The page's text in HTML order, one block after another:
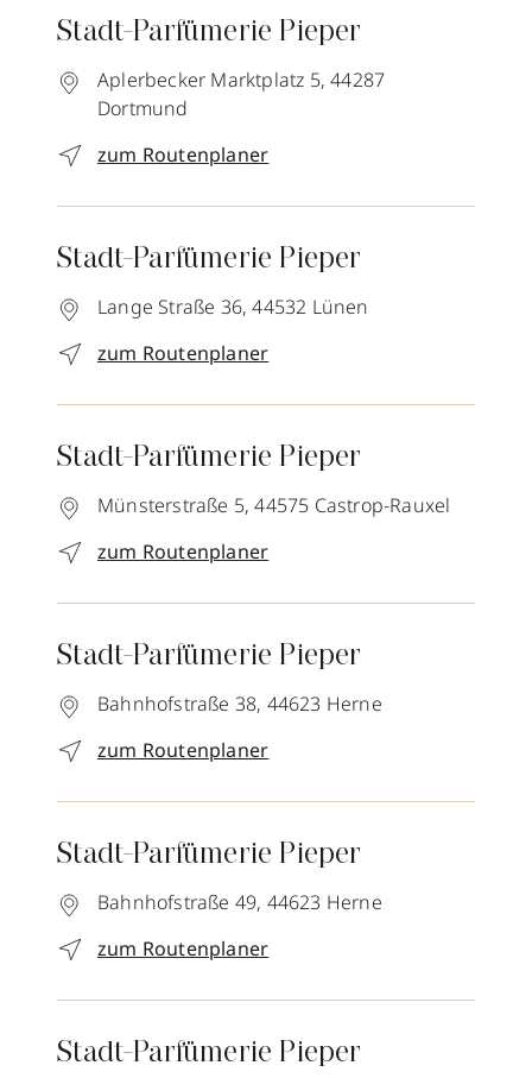
Stadt-Parfümerie Pieper
Aplerbecker Marktplatz 5, 44287
Dortmund
zum Routenplaner
Stadt-Parfümerie Pieper
Lange Straße 36, 44532 Lünen
zum Routenplaner
Stadt-Parfümerie Pieper
Münsterstraße 5, 44575 Castrop-Rauxel
zum Routenplaner
Stadt-Parfümerie Pieper
Bahnhofstraße 38, 44623 Herne
zum Routenplaner
Stadt-Parfümerie Pieper
Bahnhofstraße 49, 44623 Herne
zum Routenplaner
Stadt-Parfümerie Pieper